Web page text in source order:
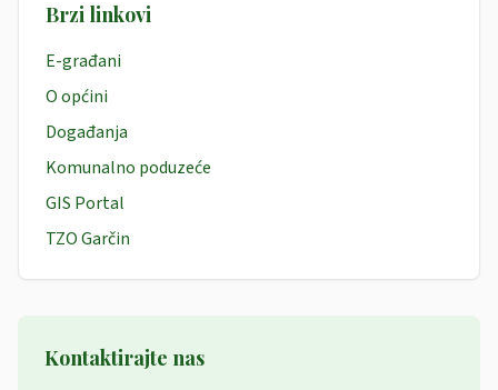
Brzi linkovi
E-građani
O općini
Događanja
Komunalno poduzeće
GIS Portal
TZO Garčin
Kontaktirajte nas